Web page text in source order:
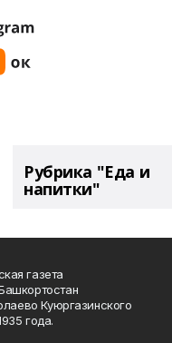
Рубрика "Еда и
напитки"
газета
Куюргазинского
года.